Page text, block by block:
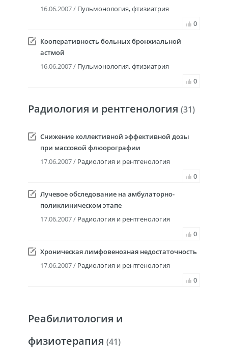
16.06.2007 / Пульмонология, фтизиатрия
0
Кооперативность больных бронхиальной
астмой
16.06.2007 / Пульмонология, фтизиатрия
0
Радиология и рентгенология (31)
Снижение коллективной эффективной дозы
при массовой флюорографии
17.06.2007 / Радиология и рентгенология
0
Лучевое обследование на амбулаторно-
поликлиническом этапе
17.06.2007 / Радиология и рентгенология
0
Хроническая лимфовенозная недостаточность
17.06.2007 / Радиология и рентгенология
0
Реабилитология и
физиотерапия (41)